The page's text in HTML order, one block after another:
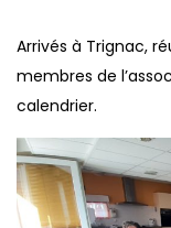
Arrivés à Trignac,
membres de
calendrier.